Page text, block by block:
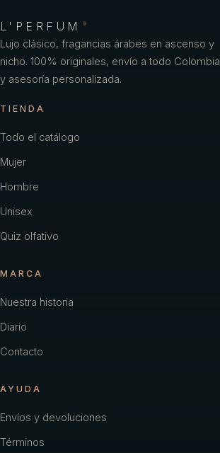
L'PERFUM ®
Lujo clásico, fragancias árabes en ascenso y
nicho. 100% originales, envío a todo Colombia
y asesoría personalizada.
TIENDA
Todo el catálogo
Mujer
Hombre
Unisex
Quiz olfativo
MARCA
Nuestra historia
Diario
Contacto
AYUDA
Envíos y devoluciones
Términos